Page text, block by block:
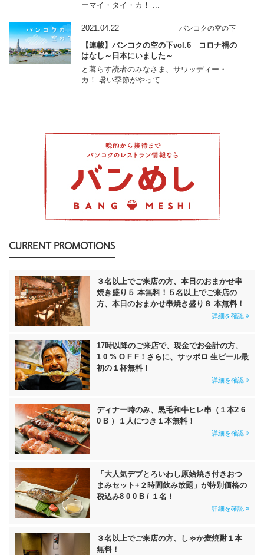
ーマイ・タイ・カ！ ...
2021.04.22 バンコクの空の下
【連載】バンコクの空の下vol.6 コロナ禍の
はなし～日本にいました～
と暮らす読者のみなさま、サワッディー・
カ！ 暑い季節がやって...
CURRENT PROMOTIONS
３名以上でご来店の方、本日のおまかせ串
焼き盛り５ 本無料！５名以上でご来店の
方、本日のおまかせ串焼き盛り８ 本無料！
詳細を確認
17時以降のご来店で、現金でお会計の方、
1 0 % O F F！さらに、サッポロ 生ビール最
初の１杯無料！
詳細を確認
ディナー時のみ、黒毛和牛ヒレ串（１本2 6
0 B ）１人につき１本無料！
詳細を確認
「大人気デブとろいわし原始焼き付きおつ
まみセット+２時間飲み放題」が特別価格の
税込み8 0 0 B / １名！
詳細を確認
３名以上でご来店の方、しゃか麦焼酎１本
無料！